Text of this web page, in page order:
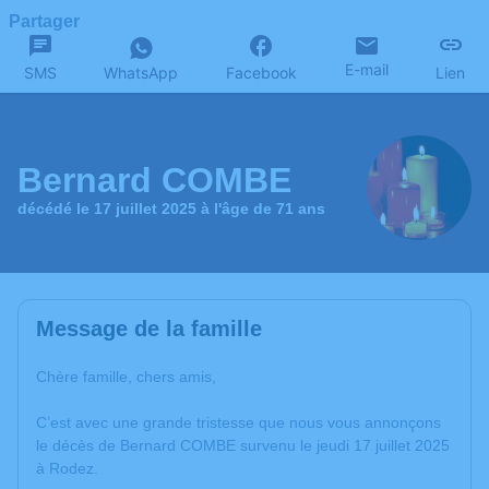
Partager
SMS WhatsApp Facebook E-mail Lien
Bernard COMBE
décédé le 17 juillet 2025 à l'âge de 71 ans
Message de la famille
Chère famille, chers amis,
C’est avec une grande tristesse que nous vous annonçons
le décès de Bernard COMBE survenu le jeudi 17 juillet 2025
à Rodez.